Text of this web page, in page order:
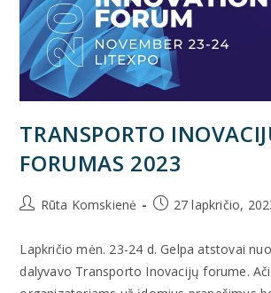
TRANSPORTO
FORUMAS 2023
Rūta Komskienė 27 lapkričio,
Lapkričio mėn. 23-24 d. Gelpa atstovai
dalyvavo Transporto Inovacijų forume.